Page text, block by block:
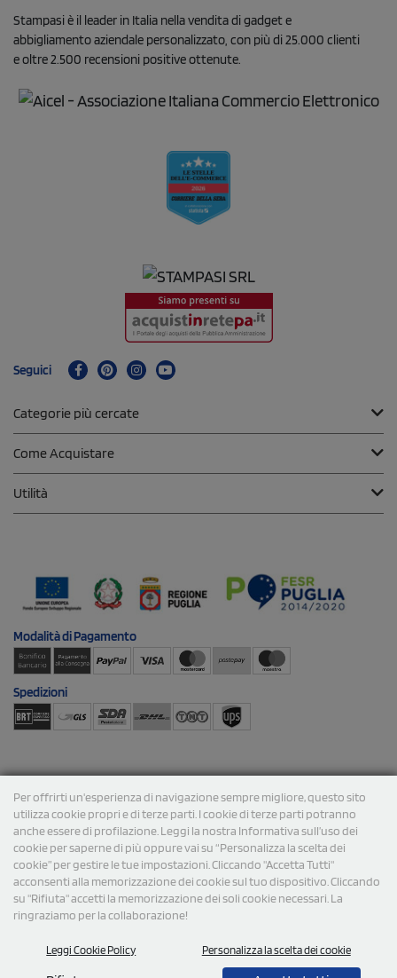
Per offrirti un'esperienza di navigazione sempre migliore, questo sito
utilizza cookie propri e di terze parti. I cookie di terze parti potranno
anche essere di profilazione. Leggi la nostra Informativa sull’uso dei
cookie per saperne di più oppure vai su “Personalizza la scelta dei
cookie” per gestire le tue impostazioni. Cliccando "Accetta Tutti"
acconsenti alla memorizzazione dei cookie sul tuo dispositivo. Cliccando
su "Rifiuta" accetti la memorizzazione dei soli cookie necessari. La
ringraziamo per la collaborazione!
Leggi Cookie Policy Personalizza la scelta dei cookie
Stampasi è il leader in Italia nella vendita di gadget e
abbigliamento aziendale personalizzato, con più di 25.000 clienti
e oltre 2.500 recensioni positive ottenute.
Seguici
Categorie più cercate
Come Acquistare
Utilità
Modalità diPagamento
Spedizioni
© 2026 StampaSi s.r.l. TUTTI I DIRITTI SONO RISERVATI -
P.Iva/C.F. 09734470967 - N° Rea MI-2110632